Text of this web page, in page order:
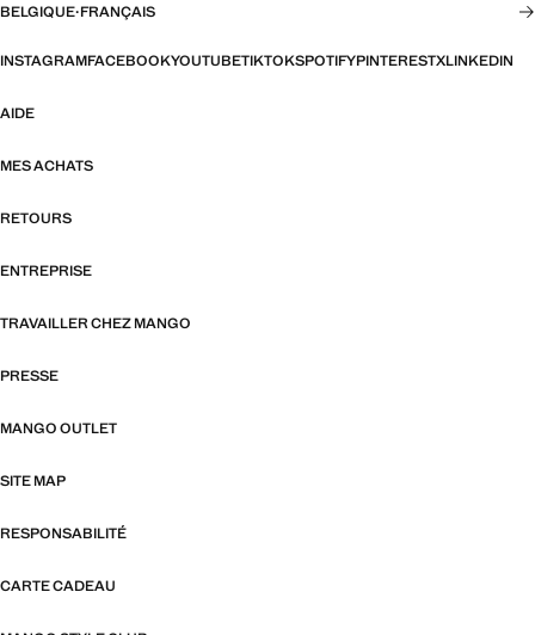
BELGIQUE·FRANÇAIS
INSTAGRAMFACEBOOKYOUTUBETIKTOKSPOTIFYPINTERESTXLINKEDIN
AIDE
MES ACHATS
RETOURS
ENTREPRISE
TRAVAILLER CHEZ MANGO
PRESSE
MANGO OUTLET
SITE MAP
RESPONSABILITÉ
CARTE CADEAU